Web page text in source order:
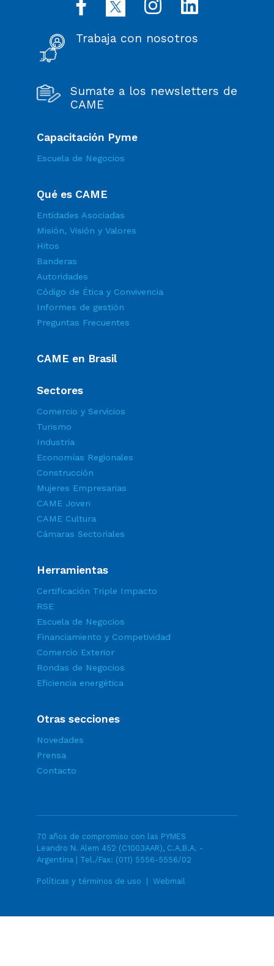
Trabaja con nosotros
Sumate a los newsletters de
CAME
Capacitación Pyme
Escuela de Negocios
Qué es CAME
Entidades Asociadas
Misión, Visión y Valores
Hitos
Banderas
Autoridades
Código de Ética y Convivencia
Informes de gestión
Preguntas Frecuentes
CAME en Brasil
Sectores
Comercio y Servicios
Turismo
Industria
Economías Regionales
Construcción
Mujeres Empresarias
CAME Joven
CAME Cultura
Cámaras Sectoriales
Herramientas
Certificación Triple Impacto
RSE
Escuela de Negocios
Financiamiento y Competividad
Comercio Exterior
Rondas de Negocios
Eficiencia energética
Otras secciones
Novedades
Prensa
Contacto
70 años de compromiso con las PYMES
Leandro N. Alem 452 (C1003AAR), C.A.B.A. -
Argentina | Tel./Fax: (011) 5556-5556/02
Políticas y términos de uso | Webmail